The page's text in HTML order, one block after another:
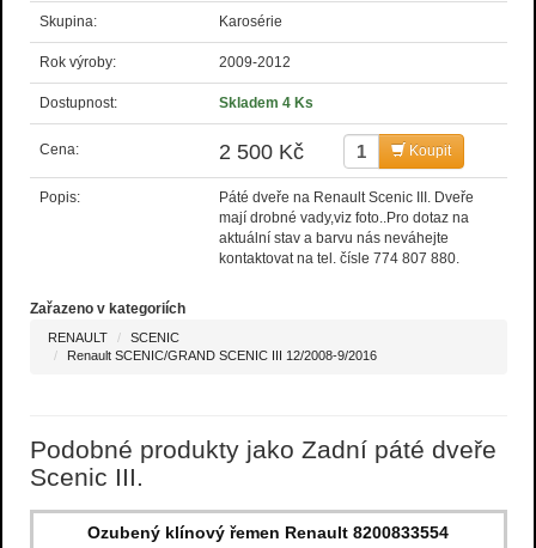
Skupina: Karosérie
Rok výroby: 2009-2012
Dostupnost: Skladem 4 Ks
Cena: 2 500 Kč Koupit
Popis:
Páté dveře na Renault Scenic III. Dveře
mají drobné vady,viz foto..Pro dotaz na
aktuální stav a barvu nás neváhejte
kontaktovat na tel. čísle 774 807 880.
Zařazeno v kategoriích
RENAULT
SCENIC
Renault SCENIC/GRAND SCENIC III 12/2008-9/2016
Podobné produkty jako Zadní páté dveře
Scenic III.
Ozubený klínový řemen Renault 8200833554